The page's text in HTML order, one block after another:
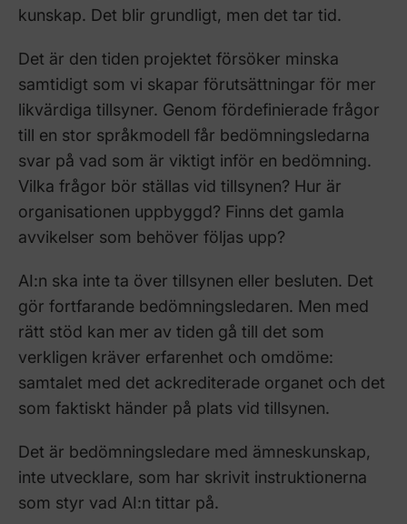
kunskap. Det blir grundligt, men det tar tid.
Det är den tiden projektet försöker minska
samtidigt som vi skapar förutsättningar för mer
likvärdiga tillsyner. Genom fördefinierade frågor
till en stor språkmodell får bedömningsledarna
svar på vad som är viktigt inför en bedömning.
Vilka frågor bör ställas vid tillsynen? Hur är
organisationen uppbyggd? Finns det gamla
avvikelser som behöver följas upp?
AI:n ska inte ta över tillsynen eller besluten. Det
gör fortfarande bedömningsledaren. Men med
rätt stöd kan mer av tiden gå till det som
verkligen kräver erfarenhet och omdöme:
samtalet med det ackrediterade organet och det
som faktiskt händer på plats vid tillsynen.
Det är bedömningsledare med ämneskunskap,
inte utvecklare, som har skrivit instruktionerna
som styr vad AI:n tittar på.